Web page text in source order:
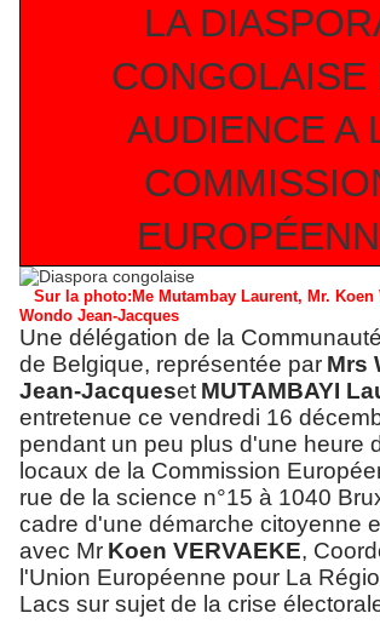
LA
CONGOLAISE
AUDIENCE A
Sur la photo:Me Mutambay Laurent, Mr. Koen
Wondo Jean-Jacques
Une délégation de la
de Belgique, représentée par Mrs
Jean-Jacqueset MUTAMBAYI
entretenue ce vendredi 16
pendant un peu plus d'une heure
locaux de la Commission
rue de la science n°15 à 1040
cadre d'une démarche citoyenne
avec Mr Koen VERVAEKE,
l'Union Européenne pour La
Lacs sur sujet de la crise